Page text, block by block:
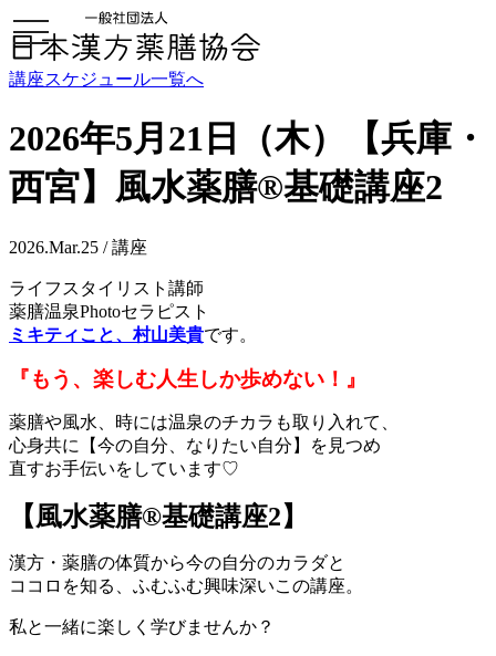
toggle
navigation
講座スケジュール一覧へ
2026年5月21日（木）【兵庫・
西宮】風水薬膳®︎基礎講座2
2026.Mar.25 / 講座
ライフスタイリスト講師
薬膳温泉Photoセラピスト
ミキティこと、村山美貴です。
『もう、楽しむ人生しか歩めない！』
薬膳や風水、時には温泉のチカラも取り入れて、
心身共に【今の自分、なりたい自分】を見つめ
直すお手伝いをしています♡
【風水薬膳®︎基礎講座2】
漢方・薬膳の体質から今の自分のカラダと
ココロを知る、ふむふむ興味深いこの講座。
私と一緒に楽しく学びませんか？